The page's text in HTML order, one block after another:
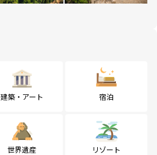
建築・アート 宿泊
世界遺産 リゾート